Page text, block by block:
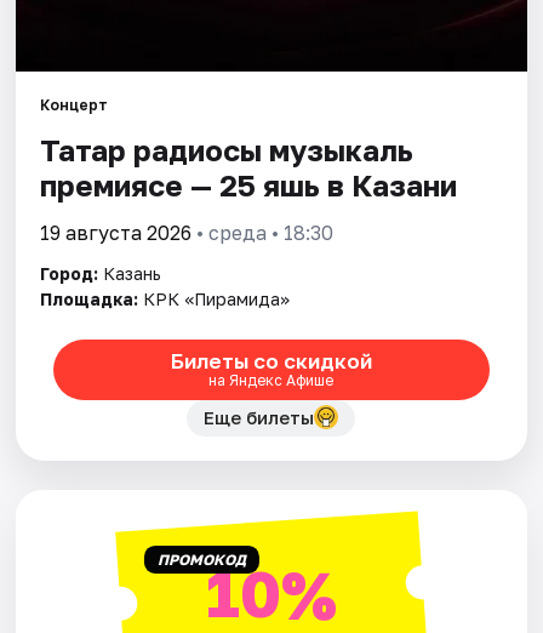
Концерт
Татар радиосы музыкаль
премиясе — 25 яшь в Казани
19 августа 2026 • среда • 18:30
Город: Казань
Площадка: КРК «Пирамида»
Билеты со скидкой
на Яндекс Афише
Еще билеты
ПРОМОКОД10%